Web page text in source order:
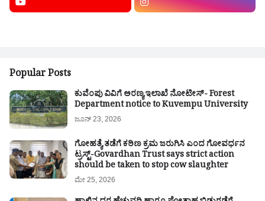
Popular Posts
ಕುವೆಂಪು ವಿವಿಗೆ ಅರಣ್ಯ ಇಲಾಖೆ ನೋಟೀಸ್- Forest
Department notice to Kuvempu University
ಜೂನ್ 23, 2026
ಗೋಹತ್ಯೆ ತಡೆಗೆ ಕಠಿಣ ಕ್ರಮ ಜರುಗಿಸಿ ಎಂದ ಗೋವರ್ಧನ
ಟ್ರಸ್ಟ್-Govardhan Trust says strict action
should be taken to stop cow slaughter
ಮೇ 25, 2026